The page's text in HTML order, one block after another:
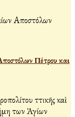
Πέτρου και